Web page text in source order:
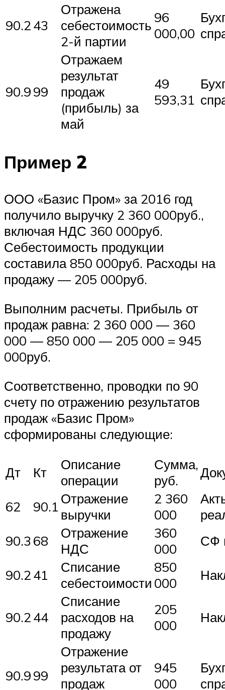
90.243
Отражена
себестоимость
2-й партии
96
000,00
90.999
Отражаем
результат
продаж
(прибыль) за
май
49
593,31
Пример 2
ООО «Базис Пром» за 2016 год
получило выручку 2 360 000руб.,
включая НДС 360 000руб.
Себестоимость продукции
составила 850 000руб. Расходы на
продажу — 205 000руб.
Выполним расчеты. Прибыль от
продаж равна: 2 360 000 — 360
000 — 850 000 — 205 000 = 945
000руб.
Соответственно, проводки по 90
счету по отражению результатов
продаж «Базис Пром»
сформированы следующие:
Дт Кт
Описание
операции
Сумма,
руб.
62 90.1 Отражение
выручки
2 360
000
90.3 68
Отражение
НДС
360
000
СФ
90.241
Списание
себестоимости
850
000
90.244
Списание
расходов на
продажу
205
000
90.999
Отражение
результата от
продаж
945
000